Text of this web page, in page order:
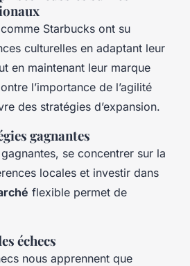
Starbucks ont su
culturelles en adaptant leur
en maintenant leur marque
l’importance de l’agilité
des stratégies d’expansion.
gagnantes
se concentrer sur la
locales et investir dans
flexible permet de
échecs
nous apprennent que